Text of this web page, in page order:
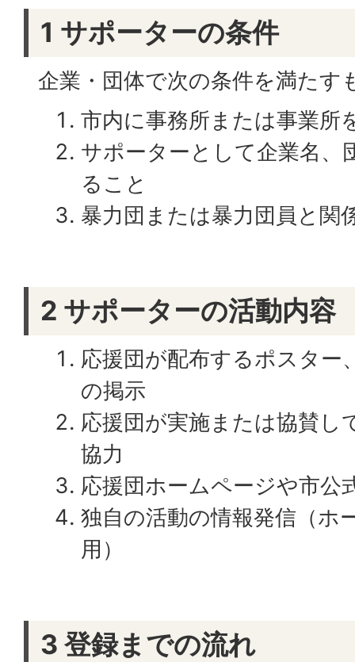
1 サポーターの条件
企業・団体で次の条件を満たす
市内に事務所または事業所
サポーターとして企業名、
ること
暴力団または暴力団員と関
2 サポーターの活動内容
応援団が配布するポスター
の掲示
応援団が実施または協賛し
協力
応援団ホームページや市公
独自の活動の情報発信（ホ
用）
3 登録までの流れ